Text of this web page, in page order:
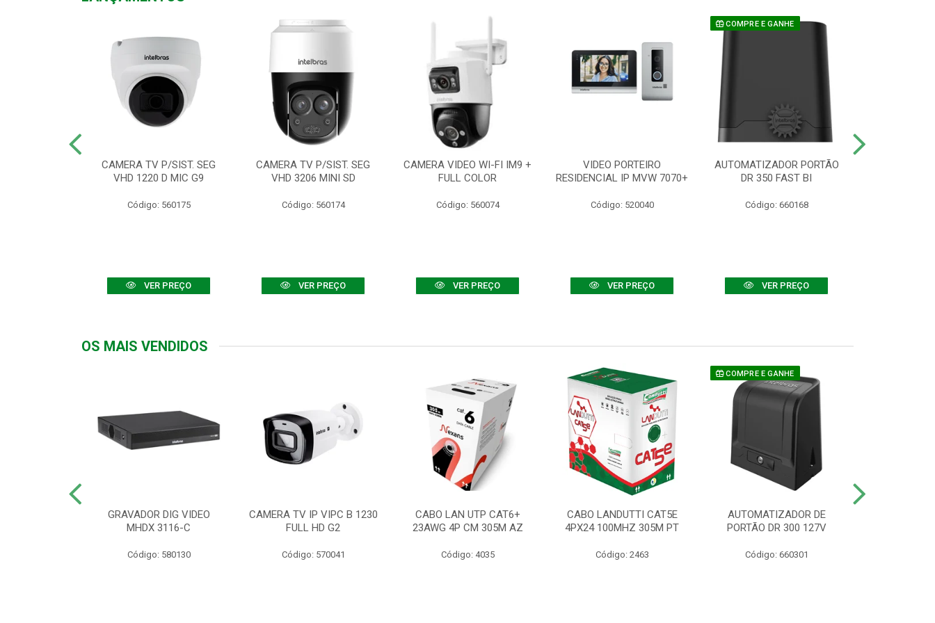
CAMERA TV P/SIST. SEG
VHD 1220 D MIC G9
Código: 560175
VER PREÇO
CAMERA TV P/SIST. SEG
VHD 3206 MINI SD
Código: 560174
VER PREÇO
CAMERA VIDEO WI-FI IM9 +
FULL COLOR
Código: 560074
VER PREÇO
VIDEO PORTEIRO
RESIDENCIAL IP MVW 7070+
Código: 520040
VER PREÇO
COMPRE E GANHE
AUTOMATIZADOR PORTÃO
DR 350 FAST BI
Código: 660168
VER PREÇO
OS MAIS VENDIDOS
GRAVADOR DIG VIDEO
MHDX 3116-C
Código: 580130
CAMERA TV IP VIPC B 1230
FULL HD G2
Código: 570041
CABO LAN UTP CAT6+
23AWG 4P CM 305M AZ
Código: 4035
CABO LANDUTTI CAT5E
4PX24 100MHZ 305M PT
Código: 2463
COMPRE E GANHE
AUTOMATIZADOR DE
PORTÃO DR 300 127V
Código: 660301